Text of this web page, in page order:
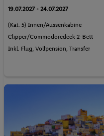
19.07.2027 - 24.07.2027
(Kat. 5) Innen/Aussenkabine
Clipper/Commodoredeck 2-Bett
Inkl. Flug, Vollpension, Transfer